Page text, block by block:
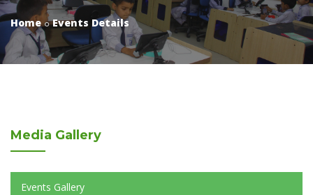
Home Events Details
Media Gallery
Events Gallery